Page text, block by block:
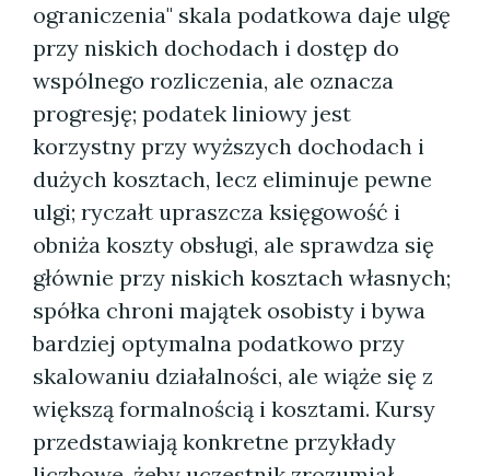
ograniczenia" skala podatkowa daje ulgę
przy niskich dochodach i dostęp do
wspólnego rozliczenia, ale oznacza
progresję; podatek liniowy jest
korzystny przy wyższych dochodach i
dużych kosztach, lecz eliminuje pewne
ulgi; ryczałt upraszcza księgowość i
obniża koszty obsługi, ale sprawdza się
głównie przy niskich kosztach własnych;
spółka chroni majątek osobisty i bywa
bardziej optymalna podatkowo przy
skalowaniu działalności, ale wiąże się z
większą formalnością i kosztami. Kursy
przedstawiają konkretne przykłady